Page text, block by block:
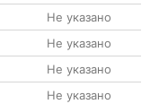
Не указано
Не указано
Не указано
Не указано